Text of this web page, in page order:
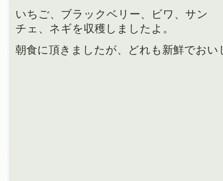
いちご、ブラックベリー、ビワ、サン
チェ、ネギを収穫しましたよ。
朝食に頂きましたが、どれも新鮮でおい